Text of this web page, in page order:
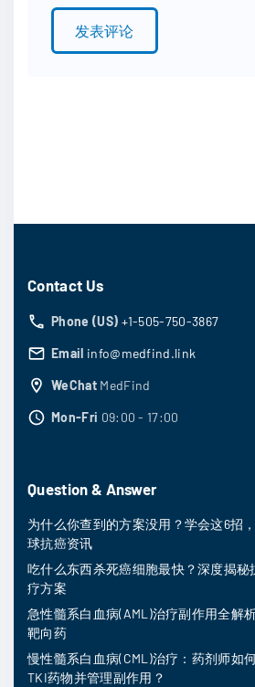
l
Contact Us
Phone (US) +1-505-750-3867
Email info@medfind.link
WeChat MedFind
Mon-Fri 09:00 - 17:00
Question & Answer
为什么你查到的方案没用？学会这6招
球抗癌资讯
吃什么东西杀死癌细胞最快？深度揭
疗方案
急性髓系白血病(AML)治疗副作用全解
靶向药
慢性髓系白血病(CML)治疗：药剂师如
TKI药物并管理副作用？